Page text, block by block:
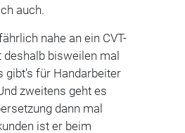
auch.
nahe an ein CVT-
bisweilen mal
für Handarbeiter
zweitens geht es
dann mal
ist er beim